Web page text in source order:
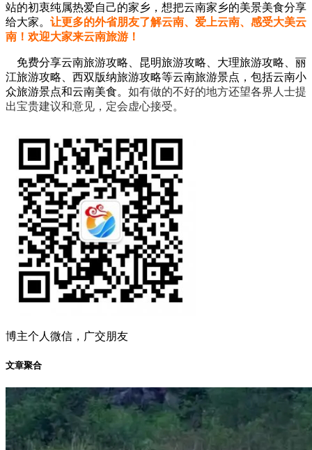
站的初衷纯属热爱自己的家乡，想把云南家乡的美景美食分享
给大家。 让更多的外省朋友了解云南、爱上云南、感受大美云
南！欢迎大家来云南旅游！
免费分享云南旅游攻略、昆明旅游攻略、大理旅游攻略、丽
江旅游攻略、西双版纳旅游攻略等云南旅游景点，包括云南小
众旅游景点和云南美食。 如有做的不好的地方还望各界人士提
出宝贵建议和意见，定会虚心接受。
博主个人微信，广交朋友
文章聚合